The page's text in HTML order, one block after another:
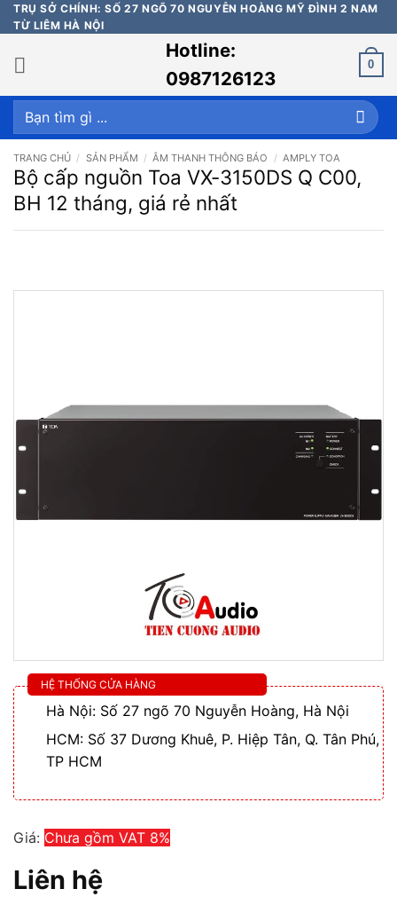
Bỏ
qua
nội
dung
TRỤ SỞ CHÍNH: SỐ 27 NGÕ 70 NGUYỄN HOÀNG MỸ ĐÌNH 2 NAM
TỪ LIÊM HÀ NỘI
Hotline:
0987126123
0
Tìm
kiếm:
TRANG CHỦ / SẢN PHẨM / ÂM THANH THÔNG BÁO / AMPLY TOA
Bộ cấp nguồn Toa VX-3150DS Q C00,
BH 12 tháng, giá rẻ nhất
HỆ THỐNG CỬA HÀNG
Hà Nội: Số 27 ngõ 70 Nguyễn Hoàng, Hà Nội
HCM: Số 37 Dương Khuê, P. Hiệp Tân, Q. Tân Phú,
TP HCM
Giá: Chưa gồm VAT 8%
Liên hệ